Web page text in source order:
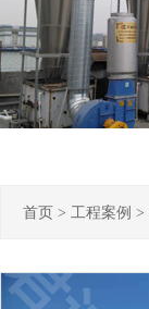
首页 > 工程案例 >